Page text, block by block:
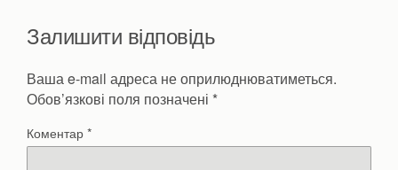
Залишити відповідь
Ваша e-mail адреса не оприлюднюватиметься.
Обов’язкові поля позначені *
Коментар*